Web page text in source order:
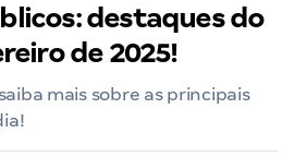
destaques do
de 2025!
mais sobre as principais